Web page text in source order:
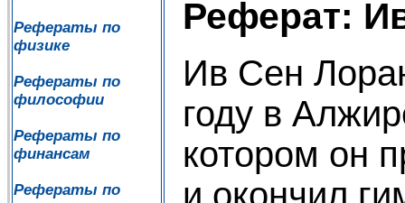
Рефераты по
физике
Рефераты по
философии
Рефераты по
финансам
Рефераты по
Реферат:
Ив Сен
году в
котором он
и окончил